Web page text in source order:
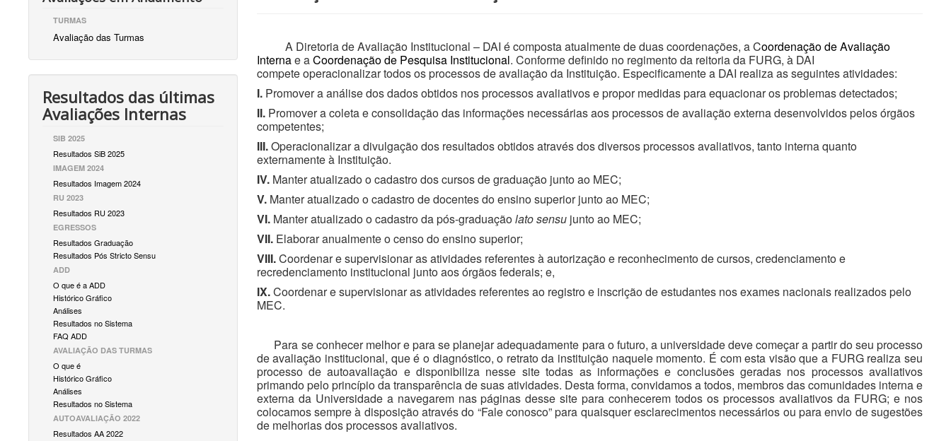
TURMAS
Avaliação das Turmas
Resultados das últimas
Avaliações Internas
SIB 2025
Resultados SiB 2025
IMAGEM 2024
Resultados Imagem 2024
RU 2023
Resultados RU 2023
EGRESSOS
Resultados Graduação
Resultados Pós Stricto Sensu
ADD
O que é a ADD
Histórico Gráfico
Análises
Resultados no Sistema
FAQ ADD
AVALIAÇÃO DAS TURMAS
O que é
Histórico Gráfico
Análises
Resultados no Sistema
AUTOAVALIAÇÃO 2022
Resultados AA 2022
A Diretoria de Avaliação Institucional – DAI é composta atualmente de duas coordenações, a Coordenação de Avaliação
Internae aCoordenação de Pesquisa Institucional. Conforme definido no regimento da reitoria da FURG, à DAI
compete operacionalizar todos os processos de avaliação da Instituição. Especificamente a DAI realiza as seguintes atividades:
I.Promover a análise dos dados obtidos nos processos avaliativos e propor medidas para equacionar os problemas detectados;
II.Promover a coleta e consolidação das informações necessárias aos processos de avaliação externa desenvolvidos pelos órgãos
competentes;
III.Operacionalizar a divulgação dos resultados obtidos através dos diversos processos avaliativos, tanto interna quanto
externamente à Instituição.
IV.Manter atualizado o cadastro dos cursos de graduação junto ao MEC;
V.Manter atualizado o cadastro de docentes do ensino superior junto ao MEC;
VI.Manter atualizado o cadastro da pós-graduaçãolato sensujunto ao MEC;
VII. Elaborar anualmente o censo do ensino superior;
VIII.Coordenar e supervisionar as atividades referentes à autorização e reconhecimento de cursos, credenciamento e
recredenciamento institucional junto aos órgãos federais; e,
IX.Coordenar e supervisionar as atividades referentes ao registro e inscrição de estudantes nos exames nacionais realizados pelo
MEC.
Para se conhecer melhor e para se planejar adequadamente para o futuro, a universidade deve começar a partir do seu processo
de avaliação institucional, que é o diagnóstico, o retrato da instituição naquele momento. É com esta visão que a FURG realiza seu
processo de autoavaliação e disponibiliza nesse site todas as informações e conclusões geradas nos processos avaliativos
primando pelo princípio da transparência de suas atividades. Desta forma, convidamos a todos, membros das comunidades interna e
externa da Universidade a navegarem nas páginas desse site para conhecerem todos os processos avaliativos da FURG; e nos
colocamos sempre à disposição através do “Fale conosco” para quaisquer esclarecimentos necessários ou para envio de sugestões
de melhorias dos processos avaliativos.